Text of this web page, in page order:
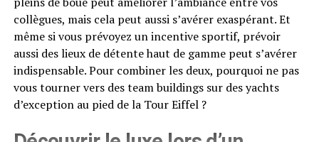
collègues, mais cela peut aussi s’avérer exaspérant. Et
même si vous prévoyez un incentive sportif, prévoir
aussi des lieux de détente haut de gamme peut s’avérer
indispensable. Pour combiner les deux, pourquoi ne pas
vous tourner vers des team buildings sur des yachts
d’exception au pied de la Tour Eiffel ?